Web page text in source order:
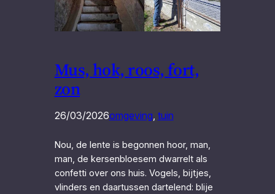
Mus, hok, roos, fort,
zon
26/03/2026omgeving, tuin
Nou, de lente is begonnen hoor, man,
man, de kersenbloesem dwarrelt als
confetti over ons huis. Vogels, bijtjes,
vlinders en daartussen dartelend: blije